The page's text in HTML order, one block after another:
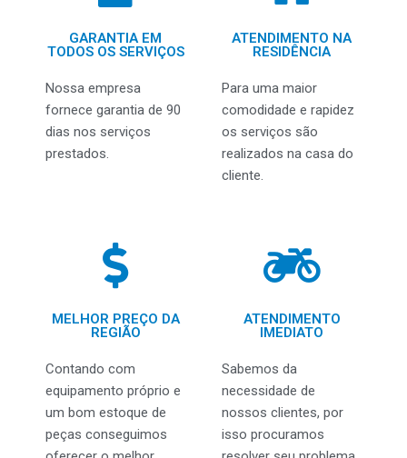
GARANTIA EM
TODOS OS SERVIÇOS
Nossa empresa
fornece garantia de 90
dias nos serviços
prestados.
ATENDIMENTO NA
RESIDÊNCIA
Para uma maior
comodidade e rapidez
os serviços são
realizados na casa do
cliente.
MELHOR PREÇO DA
REGIÃO
Contando com
equipamento próprio e
um bom estoque de
peças conseguimos
ATENDIMENTO
IMEDIATO
Sabemos da
necessidade de
nossos clientes, por
isso procuramos